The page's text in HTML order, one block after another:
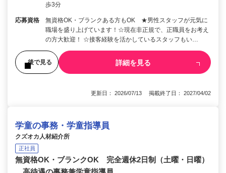
歩3分
応募資格
無資格OK・ブランクある方もOK ★男性スタッフが元気に
職場を盛り上げています！☆現在非正規で、正職員をお考え
の方大歓迎！ ☆接客経験を活かしているスタッフもい…
後で見る 詳細を見る
更新日： 2026/07/13 掲載終了日： 2027/04/02
学童の事務・学童指導員
クズオカ人材紹介所
正社員
無資格OK・ブランクOK 完全週休2日制（土曜・日曜）